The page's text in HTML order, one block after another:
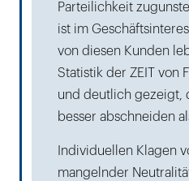
Parteilichkeit
ist im
von diesen Kunden
Statistik der ZEIT von
und deutlich gezeigt,
besser abschneiden
Individuellen Klagen
mangelnder